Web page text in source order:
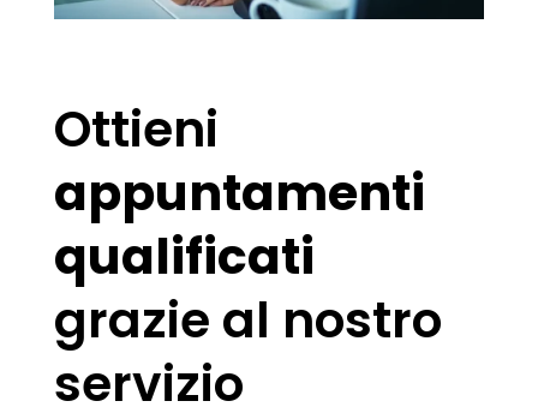
Ottieni
appuntamenti
qualificati
grazie al nostro
servizio